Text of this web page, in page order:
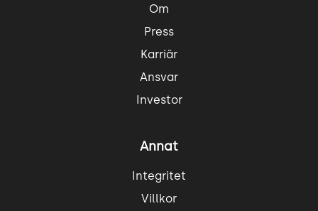
Om
Press
Karriär
Ansvar
Investor
Annat
Integritet
Villkor